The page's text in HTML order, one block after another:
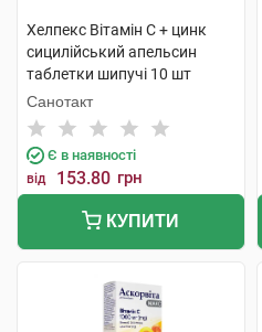
Хелпекс Вітамін С + цинк
сицилійський апельсин
таблетки шипучі 10 шт
Санотакт
Є в наявності
від 153.80 грн
КУПИТИ